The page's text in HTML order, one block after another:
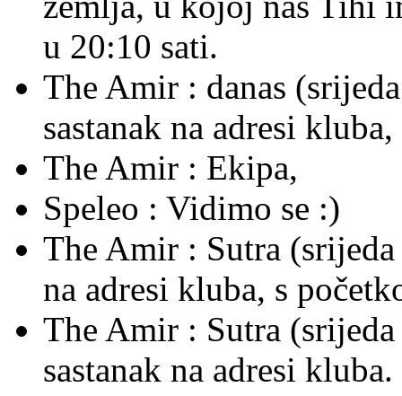
u 20:10 sati.
The Amir : danas
sastanak na adresi
The Amir : Ekipa,
Speleo : Vidimo se :)
The Amir : Sutra
na adresi kluba, s
The Amir : Sutra
sastanak na adresi kluba.